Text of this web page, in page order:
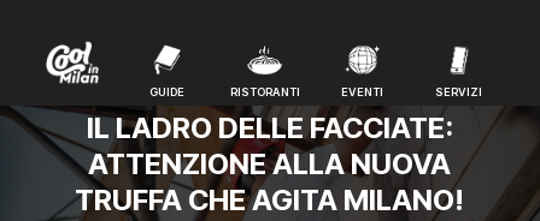
GUIDE RISTORANTI EVENTI SERVIZI
GUIDE RISTORANTI EVENTI SERVIZI
IL LADRO DELLE FACCIATE:
ATTENZIONE ALLA NUOVA
TRUFFA CHE AGITA MILANO!